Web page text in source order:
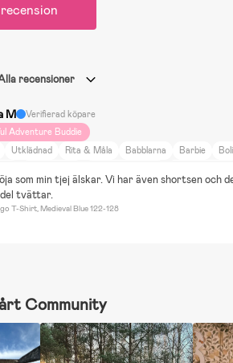
recensioner
M
Verifierad köpare
Adventure Buddie
Utklädnad Rita & Måla Babblarna Barbie
detektivbyrå
Minions My little pony
Sommarskuggan
som min tjej älskar. Vi har även shortsen och
tvättar.
T-Shirt, Medieval Blue 122-128
Community